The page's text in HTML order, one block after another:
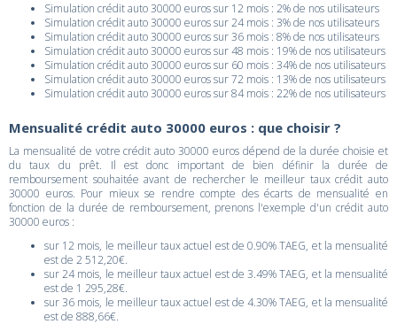
Simulation crédit auto 30000 euros sur 12 mois : 2% de nos utilisateurs
Simulation crédit auto 30000 euros sur 24 mois : 3% de nos utilisateurs
Simulation crédit auto 30000 euros sur 36 mois : 8% de nos utilisateurs
Simulation crédit auto 30000 euros sur 48 mois : 19% de nos utilisateurs
Simulation crédit auto 30000 euros sur 60 mois : 34% de nos utilisateurs
Simulation crédit auto 30000 euros sur 72 mois : 13% de nos utilisateurs
Simulation crédit auto 30000 euros sur 84 mois : 22% de nos utilisateurs
Mensualité crédit auto 30000 euros : que choisir ?
La mensualité de votre crédit auto 30000 euros dépend de la durée choisie et
du taux du prêt. Il est donc important de bien définir la durée de
remboursement souhaitée avant de rechercher le meilleur taux crédit auto
30000 euros. Pour mieux se rendre compte des écarts de mensualité en
fonction de la durée de remboursement, prenons l'exemple d'un crédit auto
30000 euros :
sur 12 mois, le meilleur taux actuel est de 0.90% TAEG, et la mensualité
est de 2 512,20€.
sur 24 mois, le meilleur taux actuel est de 3.49% TAEG, et la mensualité
est de 1 295,28€.
sur 36 mois, le meilleur taux actuel est de 4.30% TAEG, et la mensualité
est de 888,66€.